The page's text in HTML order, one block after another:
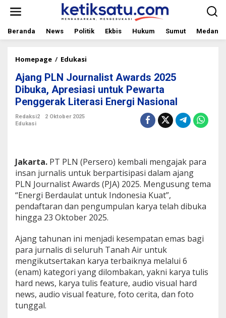
t
Beranda News Politik Ekbis Hukum Sumut Medan
Homepage / Edukasi
a
n
g
P
r
n
a
l
i
s
t
A
a
r
d
s
2
0
2
Ajang PLN Journalist Awards 2025
Dibuka, Apresiasi untuk Pewarta
Penggerak Literasi Energi Nasional
Redaksi2
2 Oktober 2025
Edukasi
Jakarta. PT PLN (Persero) kembali mengajak para
insan jurnalis untuk berpartisipasi dalam ajang
PLN Journalist Awards (PJA) 2025. Mengusung tema
“Energi Berdaulat untuk Indonesia Kuat”,
pendaftaran dan pengumpulan karya telah dibuka
hingga 23 Oktober 2025.
Ajang tahunan ini menjadi kesempatan emas bagi
para jurnalis di seluruh Tanah Air untuk
mengikutsertakan karya terbaiknya melalui 6
(enam) kategori yang dilombakan, yakni karya tulis
hard news, karya tulis feature, audio visual hard
news, audio visual feature, foto cerita, dan foto
tunggal.